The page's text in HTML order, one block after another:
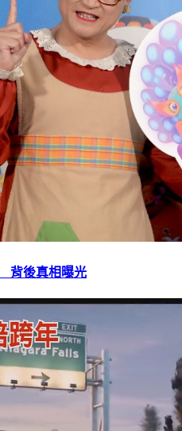
背後真相曝光